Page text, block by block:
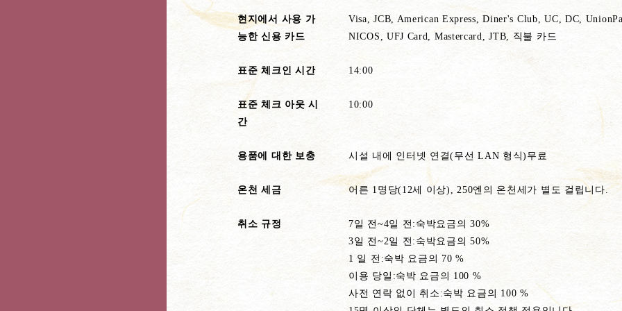
현지에서 사용 가
능한 신용 카드
Visa, JCB, American Express, Diner's Club, UC, DC,
NICOS, UFJ Card, Mastercard, JTB, 직불 카드
표준 체크인 시간 14:00
표준 체크 아웃 시
간
10:00
용품에 대한 보충 시설 내에 인터넷 연결(무선 LAN 형식)무료
온천 세금 어른 1명당(12세 이상), 250엔의 온천세가 별도 걸립니다.
취소 규정
7일 전~4일 전:숙박요금의 30%
3일 전~2일 전:숙박요금의 50%
1 일 전:숙박 요금의 70 %
이용 당일:숙박 요금의 100 %
사전 연락 없이 취소:숙박 요금의 100 %